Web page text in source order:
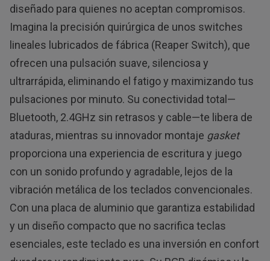
diseñado para quienes no aceptan compromisos.
Imagina la precisión quirúrgica de unos switches
lineales lubricados de fábrica (Reaper Switch), que
ofrecen una pulsación suave, silenciosa y
ultrarrápida, eliminando el fatigo y maximizando tus
pulsaciones por minuto. Su conectividad total—
Bluetooth, 2.4GHz sin retrasos y cable—te libera de
ataduras, mientras su innovador montaje gasket
proporciona una experiencia de escritura y juego
con un sonido profundo y agradable, lejos de la
vibración metálica de los teclados convencionales.
Con una placa de aluminio que garantiza estabilidad
y un diseño compacto que no sacrifica teclas
esenciales, este teclado es una inversión en confort